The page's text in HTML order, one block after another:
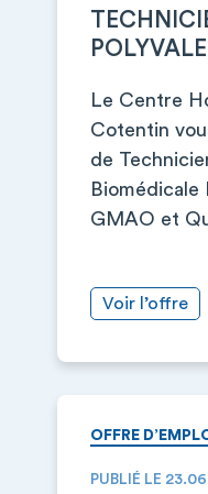
Le Centre
Cotentin
de
Biomédicale
GMAO et
Voir l’offre
OFFRE
PUBLIÉ LE